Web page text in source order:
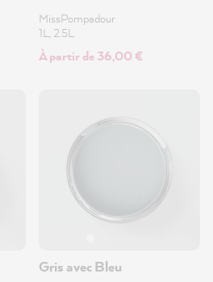
MissPompadour
1L, 2.5L
À partir de 36,00 €
Gris avec Bleu